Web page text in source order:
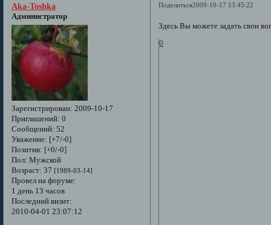
Поделиться2009-10-17 13:45:22
Aka-Toshka
Администратор
Зарегистрирован: 2009-10-17
Приглашений: 0
Сообщений: 52
Уважение: [+7/-0]
Позитив: [+0/-0]
Пол: Мужской
Возраст: 37 [1989-03-14]
Провел на форуме:
1 день 13 часов
Последний визит:
2010-04-01 23:07:12
Здесь Вы можете задать свои
0